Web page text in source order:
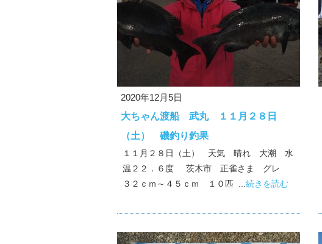
2020年12月5日
大ちゃん渡船 武丸 １１月２８日
（土） 磯釣り釣果
１１月２８日（土） 天気 晴れ 大潮 水
温２２．６度 茨木市 正雀さま グレ
３２ｃｍ～４５ｃｍ １０匹 ... 続きを読む